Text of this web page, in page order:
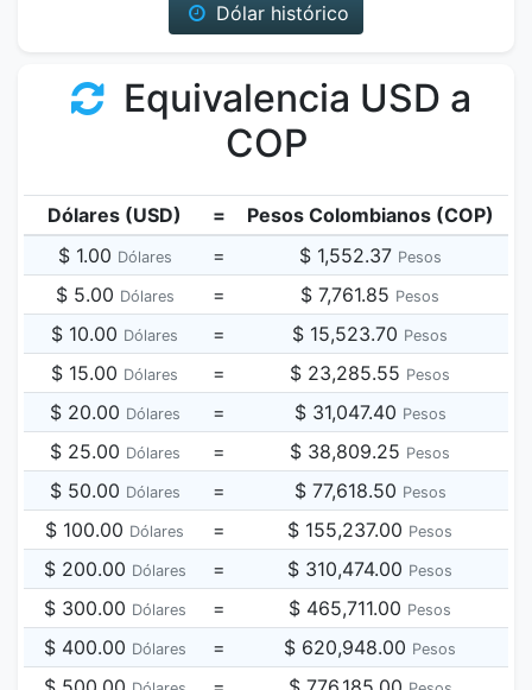
Dólar histórico
Equivalencia USD a
COP
Dólares (USD) =
Pesos Colombianos (COP)
$ 1.00 Dólares = $ 1,552.37 Pesos
$ 5.00 Dólares = $ 7,761.85 Pesos
$ 10.00 Dólares = $ 15,523.70 Pesos
$ 15.00 Dólares = $ 23,285.55 Pesos
$ 20.00 Dólares = $ 31,047.40 Pesos
$ 25.00 Dólares = $ 38,809.25 Pesos
$ 50.00 Dólares = $ 77,618.50 Pesos
$ 100.00 Dólares = $ 155,237.00 Pesos
$ 200.00 Dólares = $ 310,474.00 Pesos
$ 300.00 Dólares = $ 465,711.00 Pesos
$ 400.00 Dólares = $ 620,948.00 Pesos